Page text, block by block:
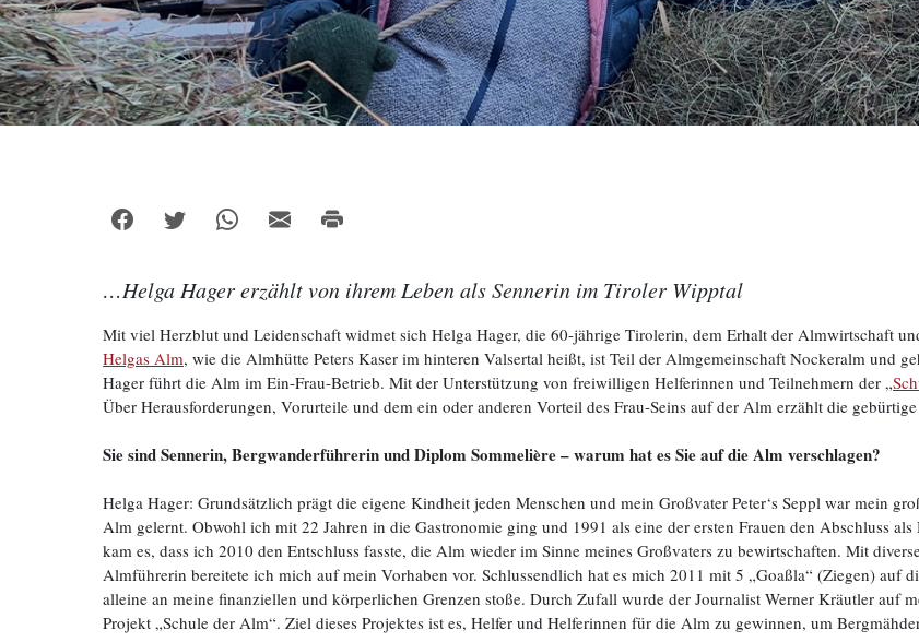
…Helga Hager erzählt von ihrem Leben als Sennerin im Tiroler Wipptal
Mit viel Herzblut und Leidenschaft widmet sich Helga Hager, die 60-jährige Tirolerin, dem Erhalt der Almwirtschaft
Helgas Alm, wie die Almhütte Peters Kaser im hinteren Valsertal heißt, ist Teil der Almgemeinschaft Nockeralm und
Hager führt die Alm im Ein-Frau-Betrieb. Mit der Unterstützung von freiwilligen Helferinnen und Teilnehmern der „
Über Herausforderungen, Vorurteile und dem ein oder anderen Vorteil des Frau-Seins auf der Alm erzählt die
Sie sind Sennerin, Bergwanderführerin und Diplom Sommelière – warum hat es Sie auf die Alm verschlagen?
Helga Hager: Grundsätzlich prägt die eigene Kindheit jeden Menschen und mein Großvater Peter‘s Seppl war mein
Alm gelernt. Obwohl ich mit 22 Jahren in die Gastronomie ging und 1991 als eine der ersten Frauen den Abschluss
kam es, dass ich 2010 den Entschluss fasste, die Alm wieder im Sinne meines Großvaters zu bewirtschaften. Mit
Almführerin bereitete ich mich auf mein Vorhaben vor. Schlussendlich hat es mich 2011 mit 5 „Goaßla“ (Ziegen) auf
alleine an meine finanziellen und körperlichen Grenzen stoße. Durch Zufall wurde der Journalist Werner Kräutler auf
Projekt „Schule der Alm“. Ziel dieses Projektes ist es, Helfer und Helferinnen für die Alm zu gewinnen, um